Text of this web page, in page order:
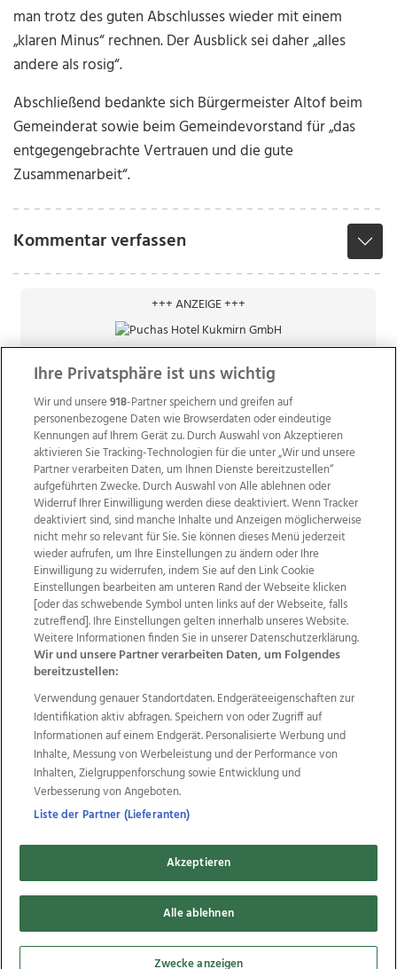
man trotz des guten Abschlusses wieder mit einem
„klaren Minus“ rechnen. Der Ausblick sei daher „alles
andere als rosig“.
Abschließend bedankte sich Bürgermeister Altof beim
Gemeinderat sowie beim Gemeindevorstand für „das
entgegengebrachte Vertrauen und die gute
Zusammenarbeit“.
Kommentar verfassen
+++ ANZEIGE +++
Wir über uns Mediadaten Kontakt
Jobs
Datenschutz
Impressum
AGB Anzeigekunden
AGB Website
Ehrenkodex Politische Werbung
Weitere Angebote des Medienhauses Wimmer
TV1 di-mog-i.at OÖNow
Ischler Woche
Life Radio
OÖNachrichten
OÖN Immobilien
OÖN Karriere
OÖN Reise
Promenaden Galerien
Regionaljobs
wasistlos.at
Copyrights © 2026 Tips Zeitungs GmbH & Co KG
developed by11x11.net
Cookie Einstellungen bearbeiten
Ihre Privatsphäre ist uns wichtig
Wir und unsere918-Partner speichern und greifen auf
personenbezogene Daten wie Browserdaten oder eindeutige
Kennungen auf Ihrem Gerät zu. Durch Auswahl von Akzeptieren
aktivieren Sie Tracking-Technologien für die unter „Wir und unsere
Partner verarbeiten Daten, um Ihnen Dienste bereitzustellen“
aufgeführten Zwecke. Durch Auswahl von Alle ablehnen oder
Widerruf Ihrer Einwilligung werden diese deaktiviert. Wenn Tracker
deaktiviert sind, sind manche Inhalte und Anzeigen möglicherweise
nicht mehr so relevant für Sie. Sie können dieses Menü jederzeit
wieder aufrufen, um Ihre Einstellungen zu ändern oder Ihre
Einwilligung zu widerrufen, indem Sie auf den Link Cookie
Einstellungen bearbeiten am unteren Rand der Webseite klicken
[oder das schwebende Symbol unten links auf der Webseite, falls
zutreffend]. Ihre Einstellungen gelten innerhalb unseres Website.
Weitere Informationen finden Sie in unserer Datenschutzerklärung.
Wir und unsere Partner verarbeiten Daten, um Folgendes
bereitzustellen:
Verwendung genauer Standortdaten. Endgeräteeigenschaften zur
Identifikation aktiv abfragen. Speichern von oder Zugriff auf
Informationen auf einem Endgerät. Personalisierte Werbung und
Inhalte, Messung von Werbeleistung und der Performance von
Inhalten, Zielgruppenforschung sowie Entwicklung und
Verbesserung von Angeboten.
Liste der Partner (Lieferanten)
Akzeptieren
Alle ablehnen
Zwecke anzeigen